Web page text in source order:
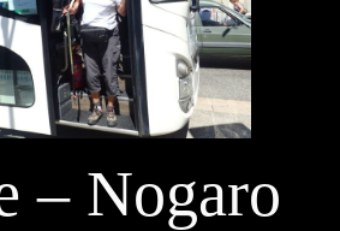
– Nogaro